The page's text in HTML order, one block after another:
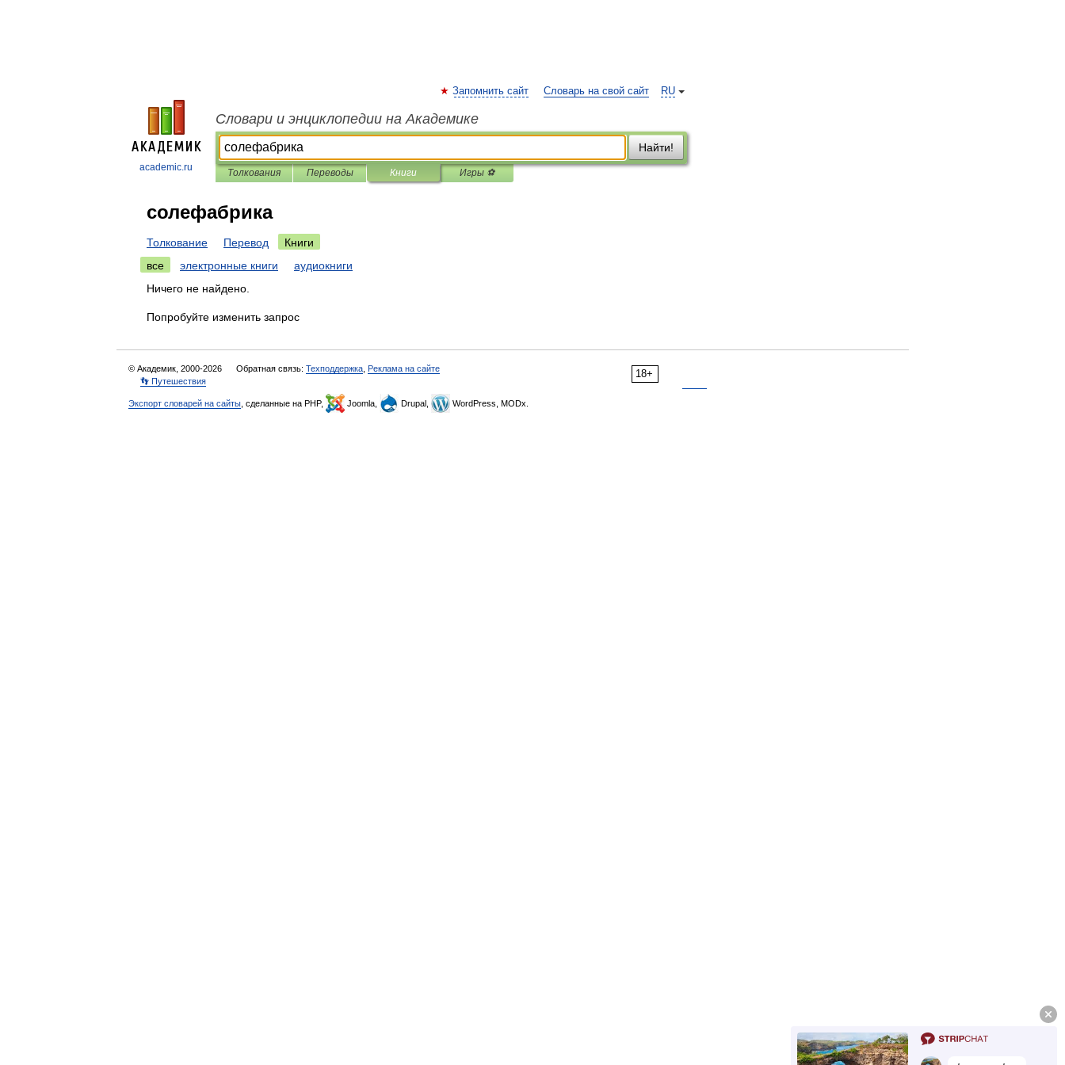
academic.ru
RU
Запомнить сайт Словарь на свой сайт
Словари и энциклопедии на Академике
Найти!
Толкования Переводы Книги Игры ⚽
солефабрика
Толкование Перевод
Книги
все
электронные книги
аудиокниги
Ничего не найдено.
Попробуйте изменить запрос
18+
© Академик, 2000-2026 Обратная связь: Техподдержка Реклама на сайте
👣 Путешествия
Экспорт словарей на сайты , сделанные на PHP, Joomla, Drupal, WordPress, MODx.